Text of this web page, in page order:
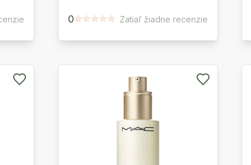
0 Zatiaľ žiadne recenzie